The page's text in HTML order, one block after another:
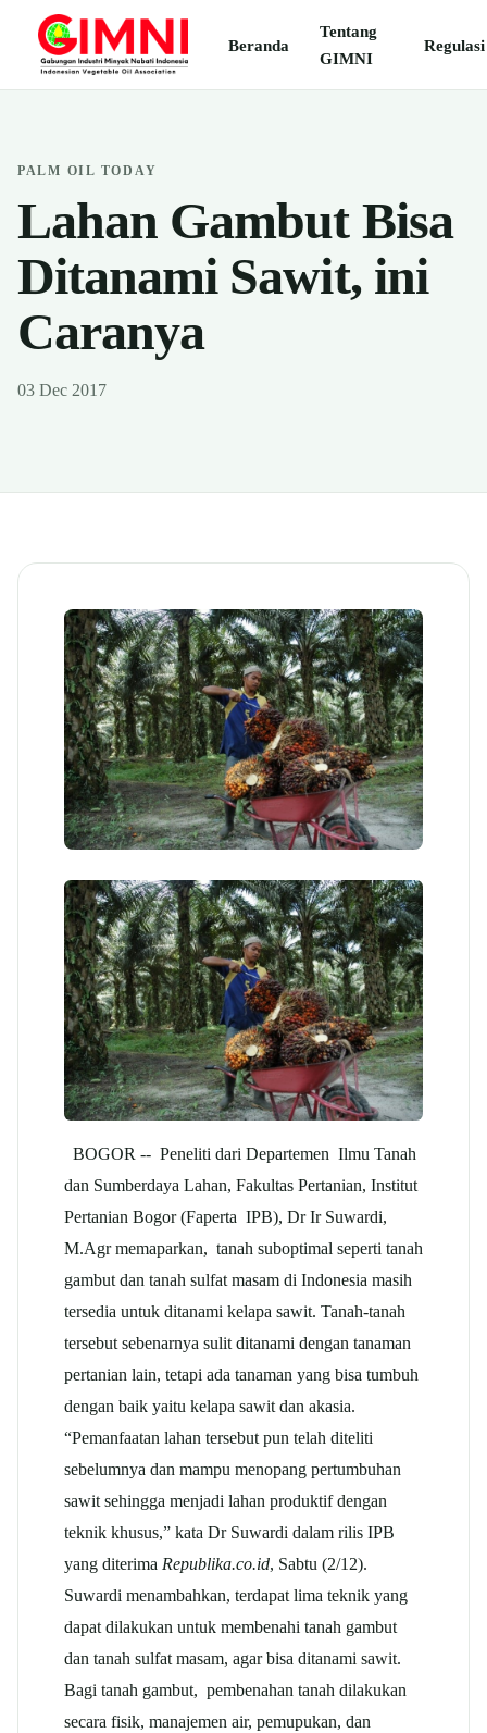
Beranda
Tentang
GIMNI
Regulasi
PALM OIL TODAY
Lahan Gambut Bisa
Ditanami Sawit, ini
Caranya
03 Dec 2017
BOGOR -- Peneliti dari Departemen Ilmu Tanah
dan Sumberdaya Lahan, Fakultas Pertanian, Institut
Pertanian Bogor (Faperta IPB), Dr Ir Suwardi,
M.Agr memaparkan, tanah suboptimal seperti tanah
gambut dan tanah sulfat masam di Indonesia masih
tersedia untuk ditanami kelapa sawit. Tanah-tanah
tersebut sebenarnya sulit ditanami dengan tanaman
pertanian lain, tetapi ada tanaman yang bisa tumbuh
dengan baik yaitu kelapa sawit dan akasia.
“Pemanfaatan lahan tersebut pun telah diteliti
sebelumnya dan mampu menopang pertumbuhan
sawit sehingga menjadi lahan produktif dengan
teknik khusus,” kata Dr Suwardi dalam rilis IPB
yang diterima Republika.co.id, Sabtu (2/12).
Suwardi menambahkan, terdapat lima teknik yang
dapat dilakukan untuk membenahi tanah gambut
dan tanah sulfat masam, agar bisa ditanami sawit.
Bagi tanah gambut, pembenahan tanah dilakukan
secara fisik, manajemen air, pemupukan, dan